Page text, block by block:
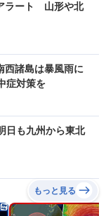
ラート 山形や北
諸島は暴風雨に
症対策を
日も九州から東北
もっと見る